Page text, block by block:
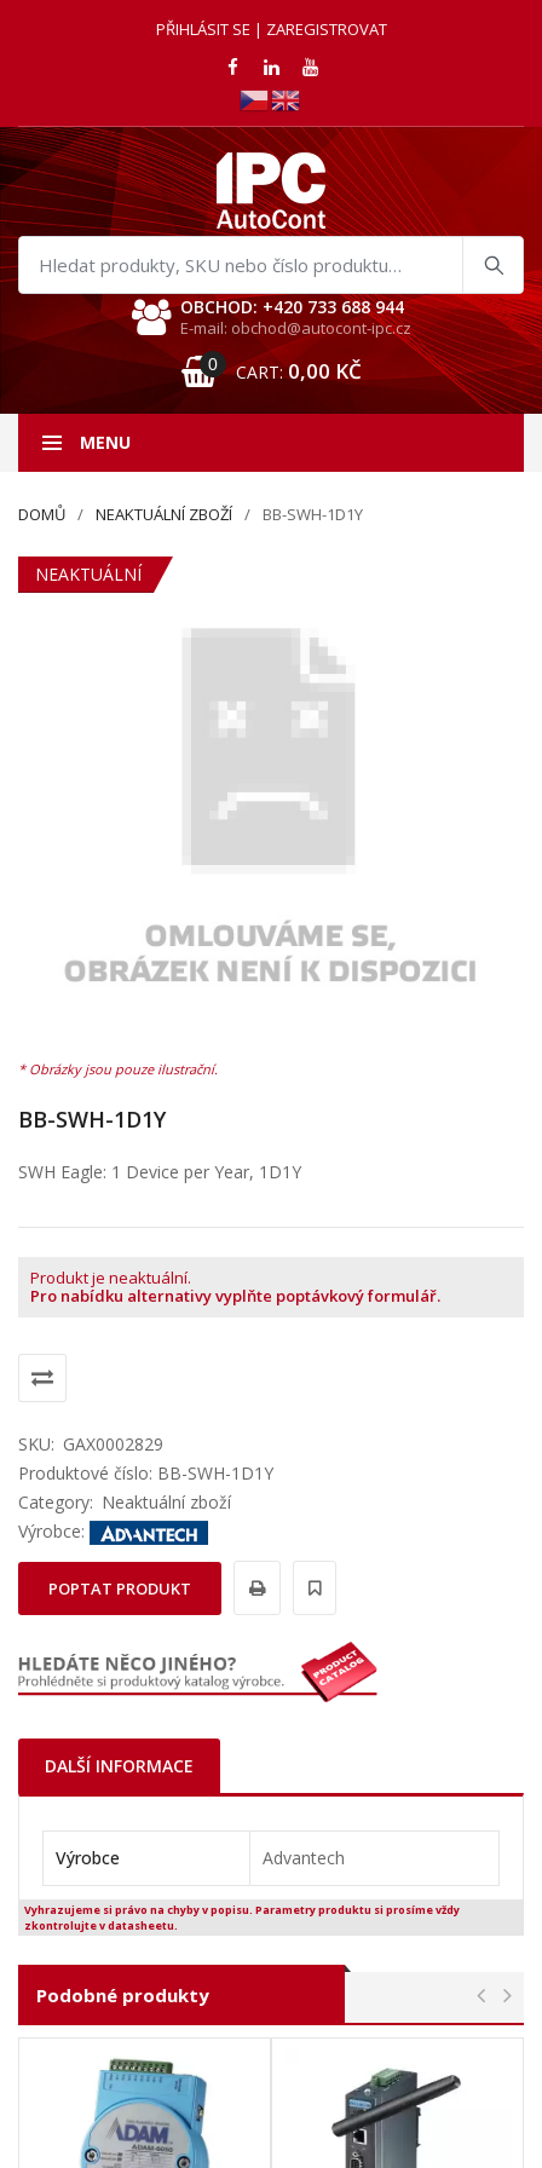
PŘIHLÁSIT SE | ZAREGISTROVAT
Hledat
produkty
OBCHOD: +420 733 688 944
E-mail: obchod@autocont-ipc.cz
0 CART: 0,00 KČ
MENU
DOMŮ NEAKTUÁLNÍ ZBOŽÍ BB-SWH-1D1Y
NEAKTUÁLNÍ
BB-SWH-1D1Y
SWH Eagle: 1 Device per Year, 1D1Y
Produkt je neaktuální.
Pro nabídku alternativy vyplňte poptávkový formulář.
SKU: GAX0002829
Produktové číslo: BB-SWH-1D1Y
Category: Neaktuální zboží
Výrobce:
POPTAT PRODUKT
DALŠÍ INFORMACE
Výrobce Advantech
Vyhrazujeme si právo na chyby v popisu. Parametry produktu si prosíme vždy
zkontrolujte v datasheetu.
Podobné produkty